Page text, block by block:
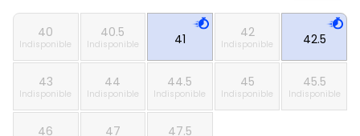
40
Indisponible
40.5
Indisponible 41 42
Indisponible 42.5
43
Indisponible
44
Indisponible
44.5
Indisponible
45
Indisponible
45.5
Indisponible
46 47 47.5